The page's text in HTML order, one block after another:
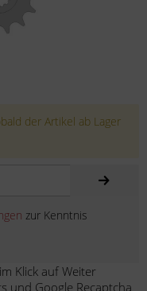
der Artikel ab Lager
zur Kenntnis
Klick auf Weiter
und Google Recaptcha